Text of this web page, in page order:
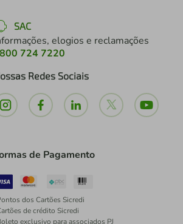
SAC
elogios e reclamações
724 7220
Redes Sociais
de Pagamento
dos Cartões Sicredi
de crédito Sicredi
exclusivo para associados PJ